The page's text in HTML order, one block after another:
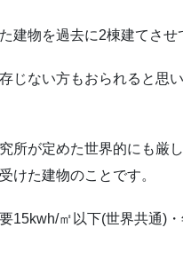
建物を過去に2棟建てさせ
じない方もおられると思
所が定めた世界的にも厳
けた建物のことです。
15kwh/㎡以下(世界共通)